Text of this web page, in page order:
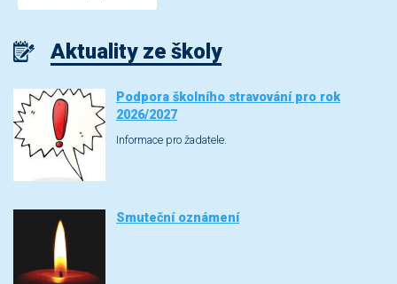
Aktuality ze školy
Podpora školního stravování pro rok
2026/2027
Informace pro žadatele.
Smuteční oznámení